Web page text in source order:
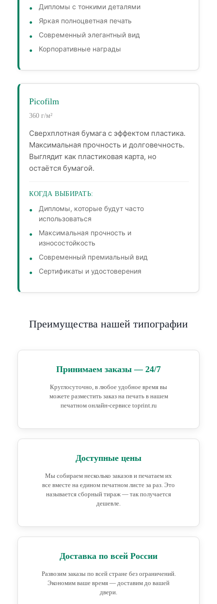
Дипломы с тонкими деталями
Яркая полноцветная печать
Современный элегантный вид
Корпоративные награды
Picofilm
360 г/м²
Сверхплотная бумага с эффектом пластика.
Максимальная прочность и долговечность.
Выглядит как пластиковая карта, но
остаётся бумагой.
КОГДА ВЫБИРАТЬ:
Дипломы, которые будут часто
использоваться
Максимальная прочность и
износостойкость
Современный премиальный вид
Сертификаты и удостоверения
Преимущества нашей типографии
Принимаем заказы — 24/7
Круглосуточно, в любое удобное время вы
можете разместить заказ на печать в нашем
печатном онлайн-сервисе toprint.ru
Доступные цены
Мы собираем несколько заказов и печатаем их
все вместе на едином печатном листе за раз. Это
называется сборный тираж — так получается
дешевле.
Доставка по всей России
Развозим заказы по всей стране без ограничений.
Экономим ваше время — доставим до вашей
двери.